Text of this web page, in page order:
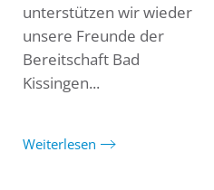
unterstützen wir wieder
unsere Freunde der
Bereitschaft Bad
Kissingen...
Weiterlesen